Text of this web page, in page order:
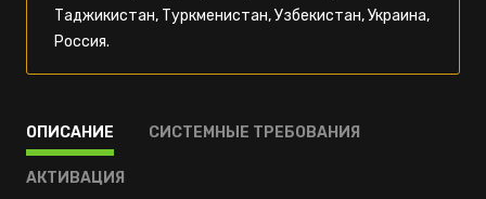
Таджикистан, Туркменистан, Узбекистан, Украина,
Россия.
ОПИСАНИЕ СИСТЕМНЫЕ ТРЕБОВАНИЯ
АКТИВАЦИЯ